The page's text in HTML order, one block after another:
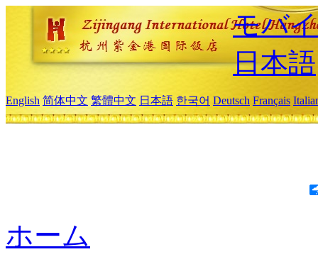
モバ
日本語
English 简体中文 繁體中文 日本語 한국어 Deutsch Français
ホーム